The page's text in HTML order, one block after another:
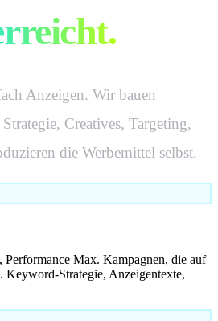
Anzeigen. Wir bauen
Creatives, Targeting,
die Werbemittel selbst.
Performance Max. Kampagnen, die auf
Keyword-Strategie, Anzeigentexte,